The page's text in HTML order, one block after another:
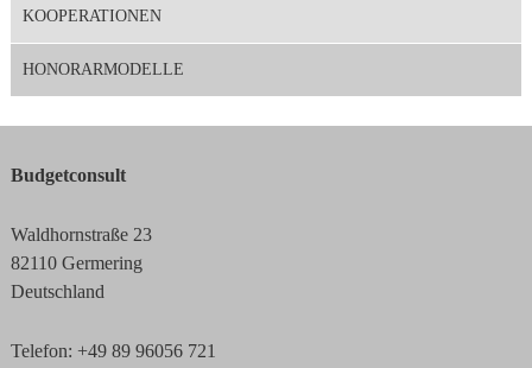
KOOPERATIONEN
HONORARMODELLE
Budgetconsult
Waldhornstraße 23
82110 Germering
Deutschland
Telefon: +49 89 96056 721